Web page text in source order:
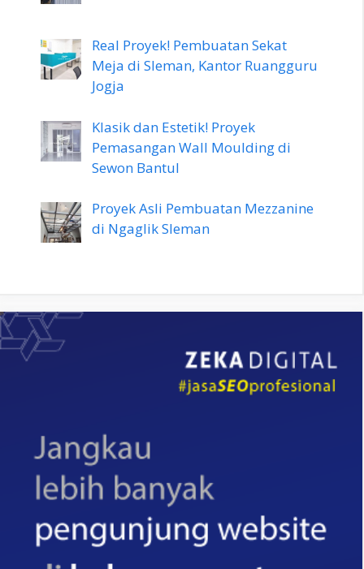
Real Proyek! Pembuatan Sekat
Meja di Sleman, Kantor Ruangguru
Jogja
Klasik dan Estetik! Proyek
Pemasangan Wall Moulding di
Sewon Bantul
Proyek Asli Pembuatan Mezzanine
di Ngaglik Sleman